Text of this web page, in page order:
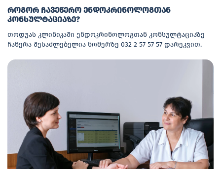
ᲠᲝᲒᲝᲠ ᲩᲐᲕᲔᲬᲔᲠᲝ ᲔᲜᲓᲝᲙᲠᲘᲜᲝᲚᲝᲒᲗᲐᲜ
ᲙᲝᲜᲡᲣᲚᲢᲐᲪᲘᲐᲖᲔ?
თოდუას კლინიკაში ენდოკრინოლოგთან კონსულტაციაზე
ჩაწერა შესაძლებელია ნომერზე 032 2 57 57 57 დარეკვით.